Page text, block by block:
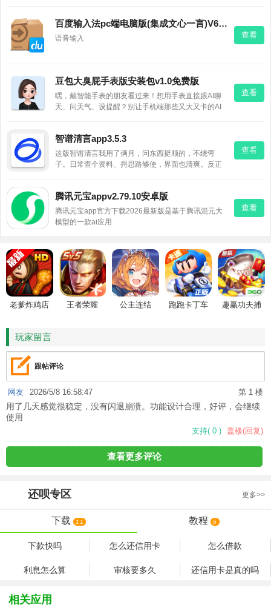
百度输入法pc端电脑版(集成文心一言)V6.0.4.183windows官方版
语音输入 查看
豆包大臭屁手表版安装包v1.0免费版
嘿，戴智能手表的朋友看过来！想用手表直接跟AI聊
天、问天气、设提醒？别让手机端那些又大又卡的AI
实用服务。最逗的是它自带“臭美”人设，跟手表互动特
有梗，拟人感
查看
智谱清言app3.5.3
这版智谱清言我用了俩月，问东西挺顺的，不绕弯
子。日常查个资料、捋思路够使，界面也清爽。反正
查看
腾讯元宝appv2.79.10安卓版
腾讯元宝app官方下载2026最新版是基于腾讯混元大
模型的一款ai应用
查看
老爹炸鸡店
王者荣耀 公主连结 跑跑卡丁车
趣赢功夫捕
玩家留言
跟帖评论
第 1 楼
网友 2026/5/8 16:58:47
用了几天感觉很稳定，没有闪退崩溃。功能设计合理，好评，会继续
使用
支持( 0 ) 盖楼(回复)
查看更多评论
还呗专区 更多>>
下载 11 教程 6
下款快吗 怎么还信用卡 怎么借款
利息怎么算 审核要多久 还信用卡是真的吗
相关应用